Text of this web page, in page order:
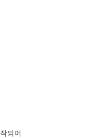
되어